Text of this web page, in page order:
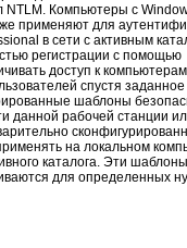
NTLM. Компьютеры с
применяют для
в сети с активным
регистрации с помощью
доступ к
спустя
шаблоны
данной рабочей станции
на локальном
каталога. Эти шаблоны
для определенных